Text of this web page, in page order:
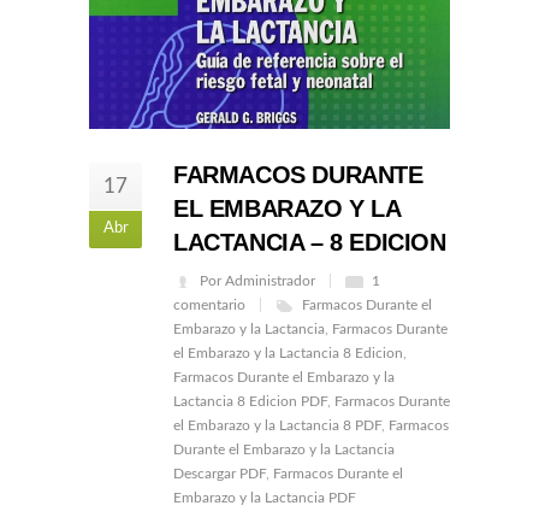
17
Abr
FARMACOS DURANTE
EL EMBARAZO Y LA
LACTANCIA – 8 EDICION
Por Administrador
1
comentario
Farmacos Durante el
Embarazo y la Lactancia
Farmacos Durante
el Embarazo y la Lactancia 8 Edicion
Farmacos Durante el Embarazo y la
Lactancia 8 Edicion PDF, Farmacos Durante
el Embarazo y la Lactancia 8 PDF, Farmacos
Durante el Embarazo y la Lactancia
Descargar PDF, Farmacos Durante el
Embarazo y la Lactancia PDF